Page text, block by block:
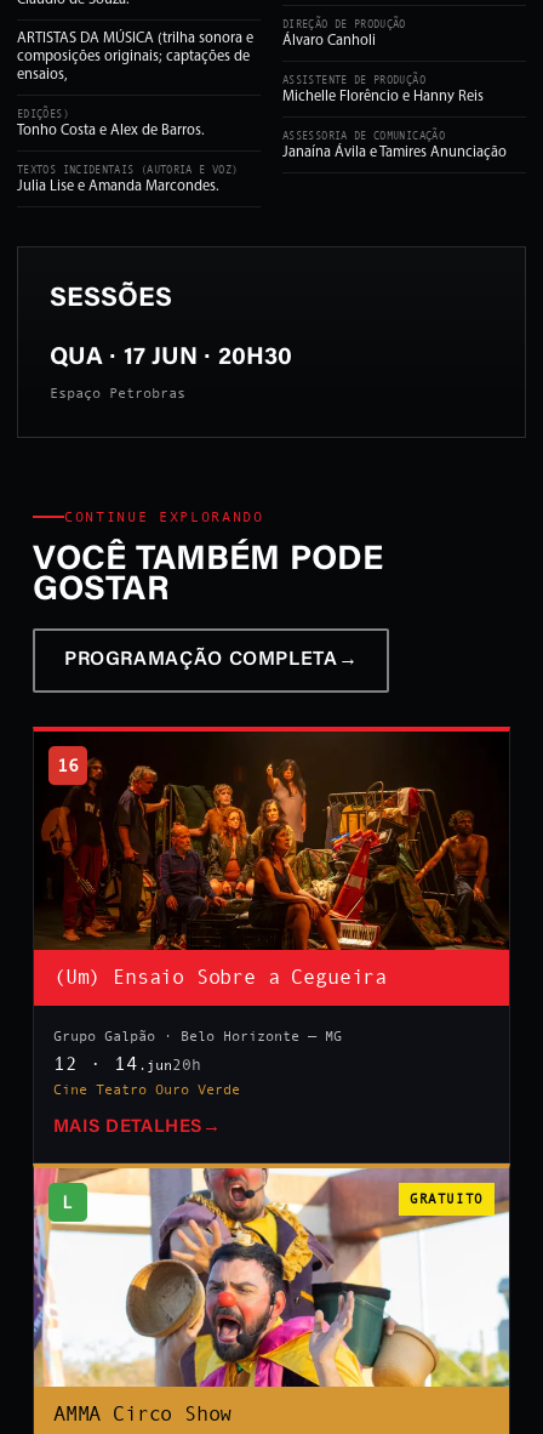
ARTISTAS DA MÚSICA (trilha sonora e
composições originais; captações de
ensaios,
EDIÇÕES)
Tonho Costa e Alex de Barros.
TEXTOS INCIDENTAIS (AUTORIA E VOZ)
Julia Lise e Amanda Marcondes.
DIREÇÃO DE PRODUÇÃO
Álvaro Canholi
ASSISTENTE DE PRODUÇÃO
Michelle Florêncio e Hanny Reis
ASSESSORIA DE COMUNICAÇÃO
Janaína Ávila e Tamires Anunciação
SESSÕES
QUA · 17 JUN · 20H30
Espaço Petrobras
CONTINUE EXPLORANDO
VOCÊ TAMBÉM PODE
GOSTAR
PROGRAMAÇÃO COMPLETA →
16
(Um) Ensaio Sobre a Cegueira
Grupo Galpão · Belo Horizonte — MG
12 · 14 .jun20h
Cine Teatro Ouro Verde
MAIS DETALHES →
L GRATUITO
AMMA Circo Show